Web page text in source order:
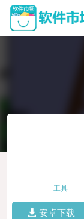
工具
安卓下载